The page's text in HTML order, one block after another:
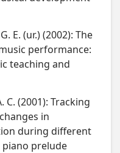
E. (ur.) (2002): The
performance:
teaching and
C. (2001): Tracking
in
during different
prelude